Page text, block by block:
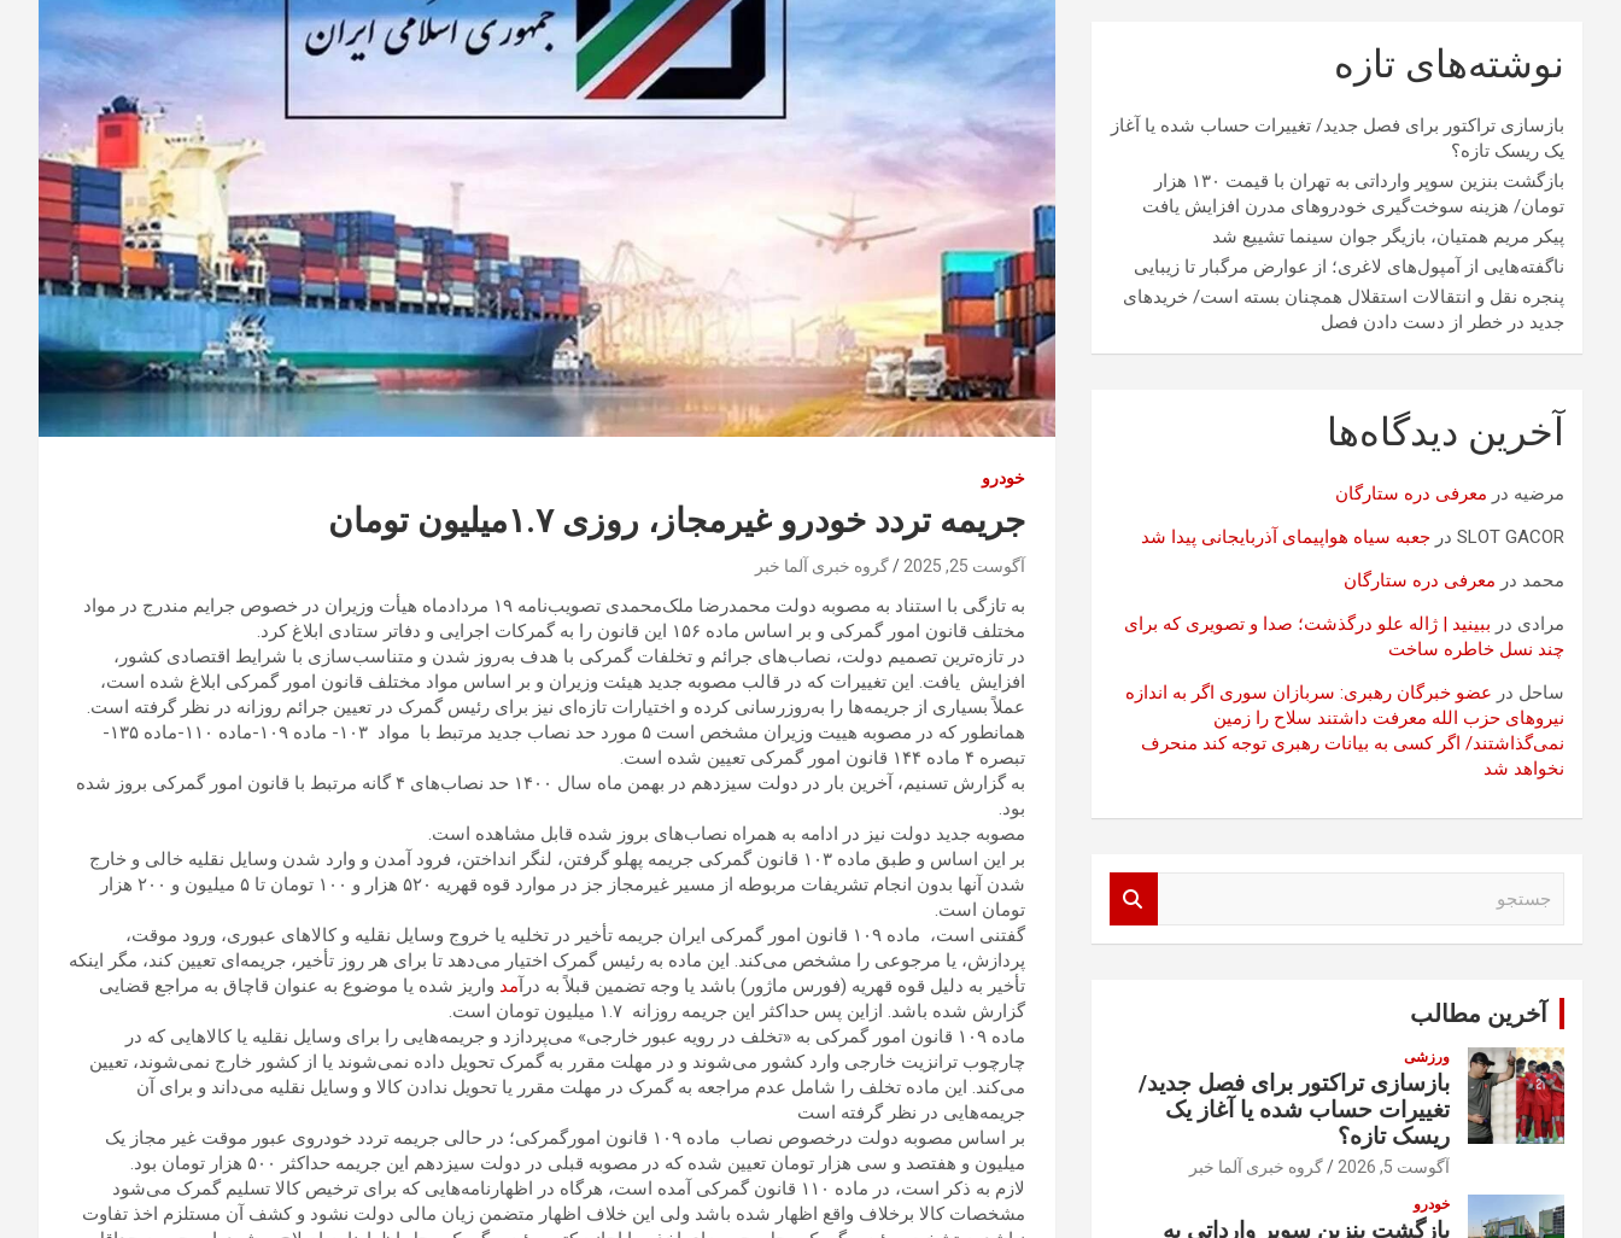
خودرو
جریمه تردد خودرو غیرمجاز، روزی ۱.۷میلیون تومان
آگوست 25, 2025 گروه خبری آلما خبر
به تازگی با استناد به مصوبه دولت محمدرضا ملک‌محمدی تصویب‌نامه ۱۹ مردادماه هیأت وزیران در خصوص جرایم مندرج در مواد
مختلف قانون امور گمرکی و بر اساس ماده ۱۵۶ این قانون را به گمرکات اجرایی و دفاتر ستادی ابلاغ کرد.
در تازه‌ترین تصمیم دولت، نصاب‌های جرائم و تخلفات گمرکی با هدف به‌روز شدن و متناسب‌سازی با شرایط اقتصادی کشور،
افزایش یافت. این تغییرات که در قالب مصوبه جدید هیئت وزیران و بر اساس مواد مختلف قانون امور گمرکی ابلاغ شده است،
عملاً بسیاری از جریمه‌ها را به‌روز‌رسانی کرده و اختیارات تازه‌ای نیز برای رئیس گمرک در تعیین جرائم روزانه در نظر گرفته است.
همانطور که در مصوبه هییت وزیران مشخص است ۵ مورد حد نصاب جدید مرتبط با مواد ۱۰۳- ماده ۱۰۹-ماده ۱۱۰-ماده ۱۳۵-
تبصره ۴ ماده ۱۴۴ قانون امور گمرکی تعیین شده است.
به گزارش تسنیم، آخرین بار در دولت سیزدهم در بهمن ماه سال ۱۴۰۰ حد نصاب‌های ۴ گانه مرتبط با قانون امور گمرکی بروز شده
بود.
مصوبه جدید دولت نیز در ادامه به همراه نصاب‌های بروز شده قابل مشاهده است.
بر این اساس و طبق ماده ۱۰۳ قانون گمرکی جریمه پهلو گرفتن، لنگر انداختن، فرود آمدن و وارد شدن وسایل نقلیه خالی و خارج
شدن آنها بدون انجام تشریفات مربوطه از مسیر غیرمجاز جز در موارد قوه قهریه ۵۲۰ هزار و ۱۰۰ تومان تا ۵ میلیون و ۲۰۰ هزار
تومان است.
گفتنی است، ماده ۱۰۹ قانون امور گمرکی ایران جریمه تأخیر در تخلیه یا خروج وسایل نقلیه و کالا‌های عبوری، ورود موقت،
پردازش، یا مرجوعی را مشخص می‌کند. این ماده به رئیس گمرک اختیار می‌دهد تا برای هر روز تأخیر، جریمه‌ای تعیین کند، مگر اینکه
تأخیر به دلیل قوه قهریه (فورس ماژور) باشد یا وجه تضمین قبلاً به درآمد واریز شده یا موضوع به عنوان قاچاق به مراجع قضایی
گزارش شده باشد. ازاین پس حداکثر این جریمه روزانه ۱.۷ میلیون تومان است.
ماده ۱۰۹ قانون امور گمرکی به «تخلف در رویه عبور خارجی» می‌پردازد و جریمه‌هایی را برای وسایل نقلیه یا کالا‌هایی که در
چارچوب ترانزیت خارجی وارد کشور می‌شوند و در مهلت مقرر به گمرک تحویل داده نمی‌شوند یا از کشور خارج نمی‌شوند، تعیین
می‌کند. این ماده تخلف را شامل عدم مراجعه به گمرک در مهلت مقرر یا تحویل ندادن کالا و وسایل نقلیه می‌داند و برای آن
جریمه‌هایی در نظر گرفته است
بر اساس مصوبه دولت درخصوص نصاب ماده ۱۰۹ قانون امورگمرکی؛ در حالی جریمه تردد خودروی عبور موقت غیر مجاز یک
میلیون و هفتصد و سی هزار تومان تعیین شده که در مصوبه قبلی در دولت سیزدهم این جریمه حداکثر ۵۰۰ هزار تومان بود.
لازم به ذکر است، در ماده ۱۱۰ قانون گمرکی آمده است، هرگاه در اظهارنامه‌هایی که برای ترخیص کالا تسلیم گمرک می‌شود
مشخصات کالا برخلاف واقع اظهار شده باشد ولی این خلاف اظهار متضمن زیان مالی دولت نشود و کشف آن مستلزم اخذ تفاوت
نوشته‌های تازه
بازسازی تراکتور برای فصل جدید/ تغییرات حساب شده یا آغاز
یک ریسک تازه؟
بازگشت بنزین سوپر وارداتی به تهران با قیمت ۱۳۰ هزار
تومان/ هزینه سوخت‌گیری خودرو‌های مدرن افزایش یافت
پیکر مریم همتیان، بازیگر جوان سینما تشییع شد
ناگفته‌هایی از آمپول‌های لاغری؛ از عوارض مرگبار تا زیبایی
پنجره نقل و انتقالات استقلال همچنان بسته است/ خریدهای
جدید در خطر از دست دادن فصل
آخرین دیدگاه‌ها
مرضیه در معرفی دره ستارگان
SLOT GACOR در جعبه سیاه هواپیمای آذربایجانی پیدا شد
محمد در معرفی دره ستارگان
مرادی در ببینید | ژاله علو درگذشت؛ صدا و تصویری که برای
چند نسل خاطره ساخت
ساحل در عضو خبرگان رهبری: سربازان سوری اگر به اندازه
نیروهای حزب الله معرفت داشتند سلاح را زمین
نمی‌گذاشتند/ اگر کسی به بیانات رهبری توجه کند منحرف
نخواهد شد
آخرین مطالب
ورزشی
بازسازی تراکتور برای فصل جدید/
تغییرات حساب شده یا آغاز یک
ریسک تازه؟
آگوست 5, 2026 گروه خبری آلما خبر
خودرو
بازگشت بنزین سوپر وارداتی به